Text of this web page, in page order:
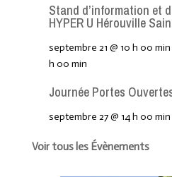
Stand d’information et
HYPER U Hérouville
septembre 21 @ 10 h 00 min
h 00 min
Journée Portes
septembre 27 @ 14 h 00 min
Voir tous les Évènements